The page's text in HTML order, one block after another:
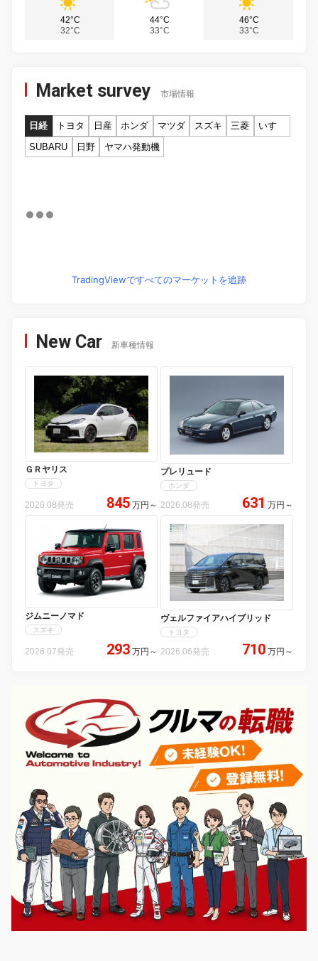
42°C
32°C
44°C
33°C
46°C
33°C
Market survey 市場情報
日経 トヨタ 日産 ホンダ マツダ スズキ 三菱
いすゞ
SUBARU
日野 ヤマハ発動機
TradingViewですべてのマーケットを追跡
New Car 新車種情報
ＧＲヤリス
トヨタ
2026.08発売 845 万円 ～
プレリュード
ホンダ
2026.08発売 631 万円 ～
ジムニーノマド
スズキ
2026.07発売 293 万円 ～
ヴェルファイアハイブリッド
トヨタ
2026.06発売 710 万円 ～